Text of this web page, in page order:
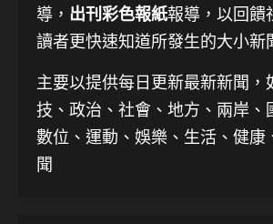
導， 出刊彩色報紙報導，以回饋
讀者更快速知道所發生的大小新
主要以提供每日更新最新新聞
技、 政治、社會、地方、兩岸、
數位、運動、娛樂、生活、健康
聞